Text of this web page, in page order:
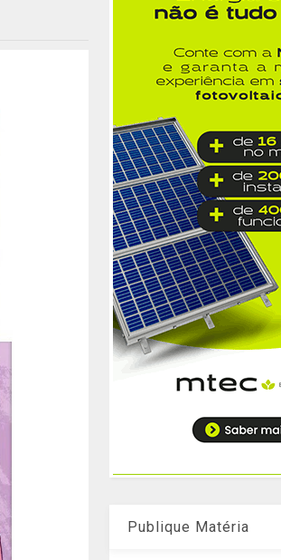
Publique Matéria